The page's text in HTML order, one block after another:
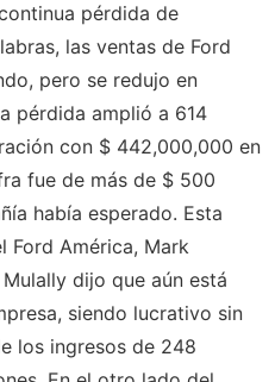
pérdida de
las ventas de Ford
pero se redujo en
pérdida amplió a 614
con $ 442,000,000 en
fue de más de $ 500
había esperado. Esta
Ford América, Mark
dijo que aún está
siendo lucrativo sin
los ingresos de 248